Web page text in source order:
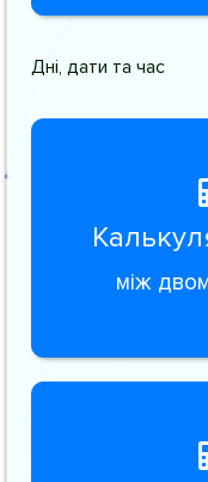
Дні, дати та час
між